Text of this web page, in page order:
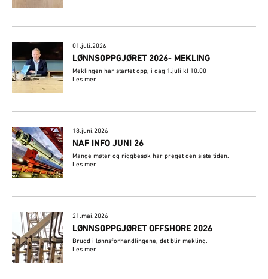
01.juli.2026
LØNNSOPPGJØRET 2026- MEKLING
Meklingen har startet opp, i dag 1.juli kl 10.00
Les mer
18.juni.2026
NAF INFO JUNI 26
Mange møter og riggbesøk har preget den siste tiden.
Les mer
21.mai.2026
LØNNSOPPGJØRET OFFSHORE 2026
Brudd i lønnsforhandlingene, det blir mekling.
Les mer